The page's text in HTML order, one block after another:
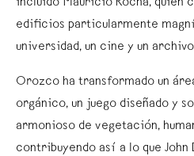
incluido Mauricio Rocha, quien
edificios particularmente
universidad, un cine y un
Orozco ha transformado un
orgánico, un juego diseñado y
armonioso de vegetación,
contribuyendo así a lo que